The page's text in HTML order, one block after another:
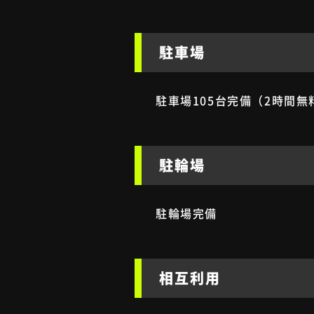
駐車場
駐車場105台完備（2時間無
駐輪場
駐輪場完備
相互利用